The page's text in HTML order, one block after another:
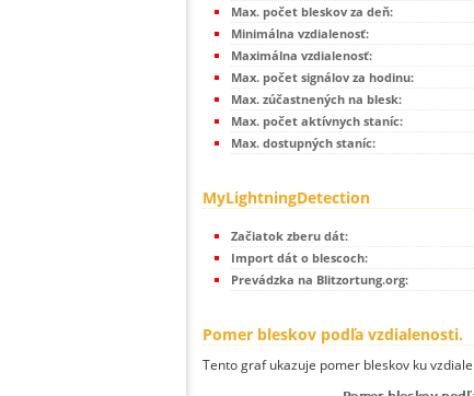
Max. počet bleskov za deň:
Minimálna vzdialenosť:
Maximálna vzdialenosť:
Max. počet signálov za hodinu:
Max. zúčastnených na blesk:
Max. počet aktívnych staníc:
Max. dostupných staníc:
MyLightningDetection
Začiatok zberu dát:
Import dát o blescoch:
Prevádzka na Blitzortung.org:
Pomer bleskov podľa vzdialenosti.
Tento graf ukazuje pomer bleskov ku